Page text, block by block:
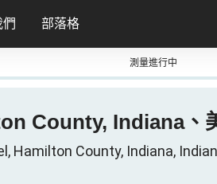
部落格
測量進行中
County, Indiana、
Hamilton County, Indiana,